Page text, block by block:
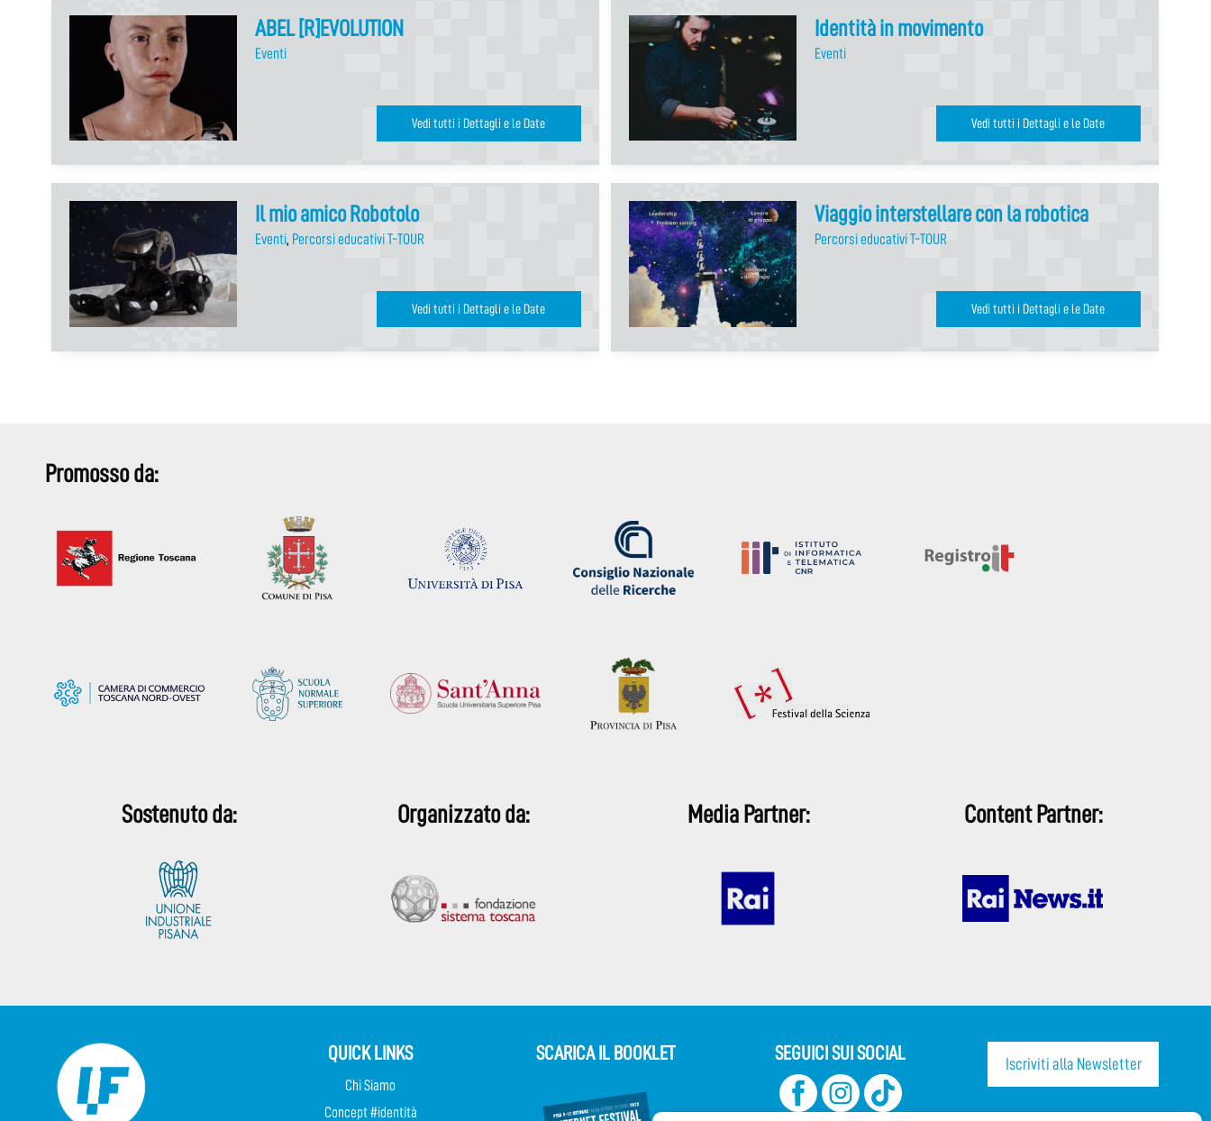
ABEL [R]EVOLUTION
Eventi
Vedi tutti i Dettagli e le Date
Identità in movimento
Eventi
Vedi tutti i Dettagli e le Date
Il mio amico Robotolo
Eventi, Percorsi educativi T-TOUR
Vedi tutti i Dettagli e le Date
Viaggio interstellare con la robotica
Percorsi educativi T-TOUR
Vedi tutti i Dettagli e le Date
Promosso da:
Sostenuto da: Organizzato da: Media Partner: Content Partner:
QUICK LINKS
Chi Siamo
Concept #identità
SCARICA IL BOOKLET SEGUICI SUI SOCIAL
Iscriviti alla Newsletter